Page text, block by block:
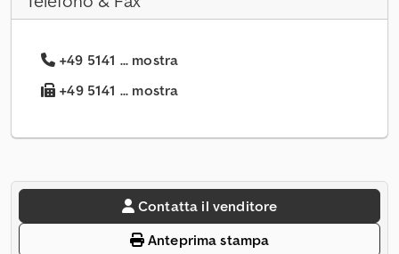
+49 5141 ... mostra
+49 5141 ... mostra
Contatta il venditore
Anteprima stampa